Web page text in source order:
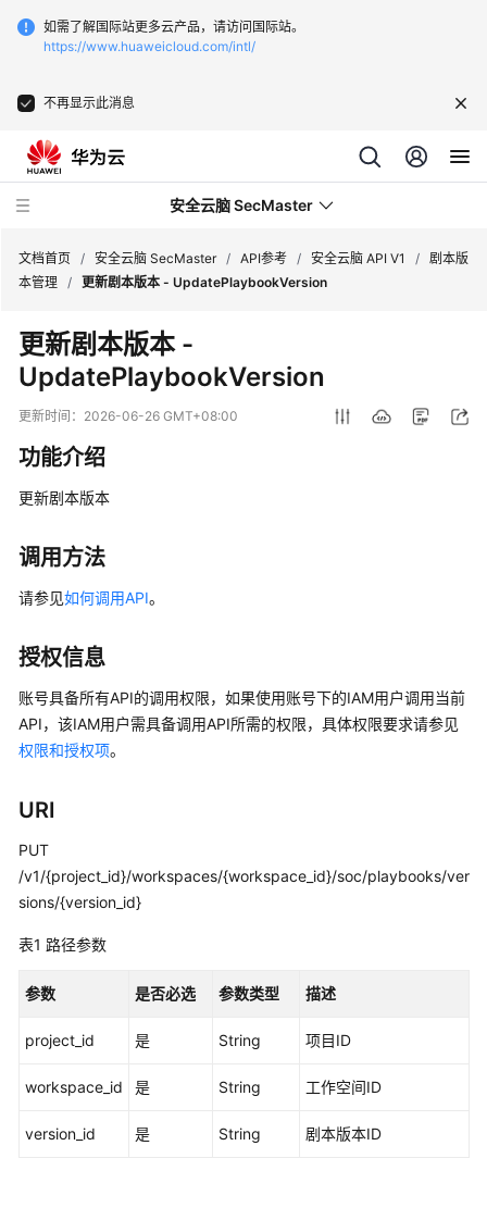
如需了解国际站更多云产品，请访问国际站。
https://www.huaweicloud.com/intl/
不再显示此消息
安全云脑 SecMaster
最
新
动
技
术
画
产
品
绍
计
费
说
明
快
入
门
用
指
南
佳
践
文档首页 / 安全云脑 SecMaster / API参考 / 安全云脑 API V1 / 剧本版
本管理 / 更新剧本版本 - UpdatePlaybookVersion
更新剧本版本 -
UpdatePlaybookVersion
更新时间： 2026-06-26 GMT+08:00
功能介绍
更新剧本版本
调用方法
请参见如何调用API。
授权信息
账号具备所有API的调用权限，如果使用账号下的IAM用户调用当前
API，该IAM用户需具备调用API所需的权限，具体权限要求请参见
权限和授权项。
URI
PUT
/v1/{project_id}/workspaces/{workspace_id}/soc/playbooks/ver
sions/{version_id}
表1 路径参数
参数 是否必选 参数类型 描述
project_id 是 String 项目ID
workspace_id 是 String 工作空间ID
version_id 是 String 剧本版本ID